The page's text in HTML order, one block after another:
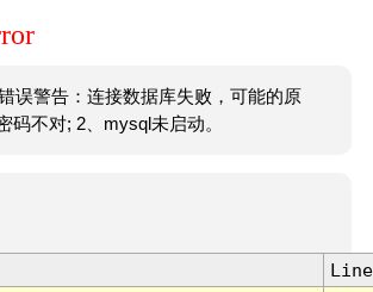
误警告：连接数据库失败，可能的原
码不对; 2、mysql未启动。
Line